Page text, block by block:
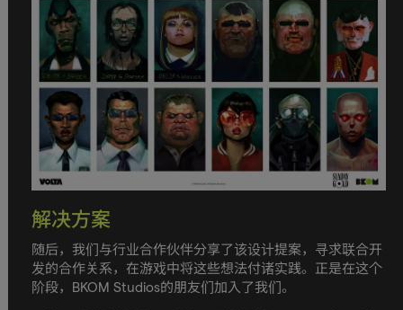
解决方案
随后，我们与行业合作伙伴分享了该设计提案，寻求联合开
发的合作关系，在游戏中将这些想法付诸实践。正是在这个
阶段，BKOM Studios的朋友们加入了我们。